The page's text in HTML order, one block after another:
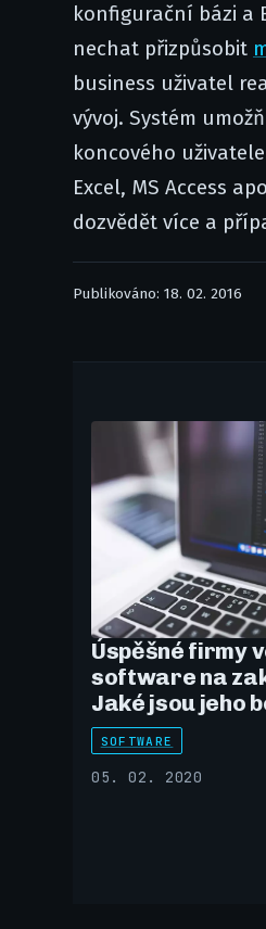
konfigurační bázi a
nechat přizpůsobit
business uživatel
vývoj. Systém
koncového
Excel, MS Access
dozvědět více a
Publikováno: 18. 02. 2016
Úspěšné firmy
software na
Jaké jsou jeho
SOFTWARE
05. 02. 2020